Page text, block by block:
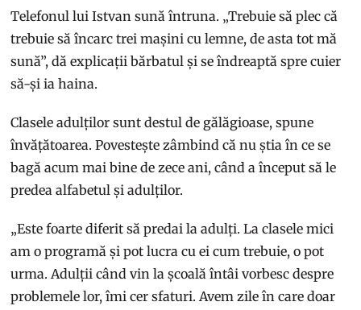
Telefonul lui Istvan sună întruna. „Trebuie să plec că
trebuie să încarc trei mașini cu lemne, de asta tot mă
sună”, dă explicații bărbatul și se îndreaptă spre cuier
să-și ia haina.
Clasele adulților sunt destul de gălăgioase, spune
învățătoarea. Povestește zâmbind că nu știa în ce se
bagă acum mai bine de zece ani, când a început să le
predea alfabetul și adulților.
„Este foarte diferit să predai la adulți. La clasele mici
am o programă și pot lucra cu ei cum trebuie, o pot
urma. Adulții când vin la școală întâi vorbesc despre
problemele lor, îmi cer sfaturi. Avem zile în care doar